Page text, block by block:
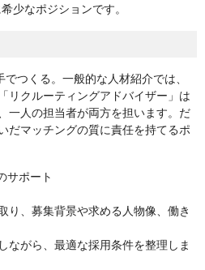
少なポジションです。
つくる。一般的な人材紹介では、
リクルーティングアドバイザー」は
一人の担当者が両方を担います。だ
だマッチングの質に責任を持てるポ
サポート
り、募集背景や求める人物像、働き
ながら、最適な採用条件を整理しま